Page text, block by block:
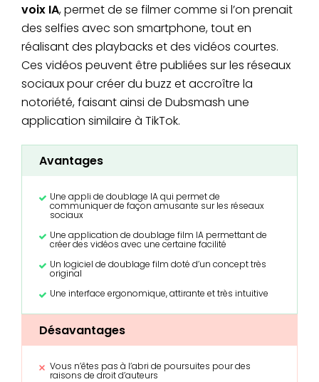
voix IA, permet de se filmer comme si l’on prenait
des selfies avec son smartphone, tout en
réalisant des playbacks et des vidéos courtes.
Ces vidéos peuvent être publiées sur les réseaux
sociaux pour créer du buzz et accroître la
notoriété, faisant ainsi de Dubsmash une
application similaire à TikTok.
Avantages
Une appli de doublage IA qui permet de
communiquer de façon amusante sur les réseaux
sociaux
Une application de doublage film IA permettant de
créer des vidéos avec une certaine facilité
Un logiciel de doublage film doté d’un concept très
original
Une interface ergonomique, attirante et très intuitive
Désavantages
Vous n’êtes pas à l’abri de poursuites pour des
raisons de droit d’auteurs